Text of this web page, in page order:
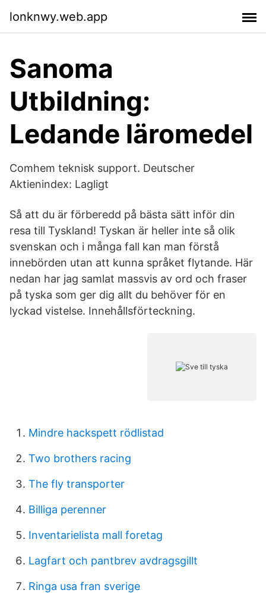
lonknwy.web.app
Sanoma
Utbildning:
Ledande läromedel
Comhem teknisk support. Deutscher
Aktienindex: Lagligt
Så att du är förberedd på bästa sätt inför din
resa till Tyskland! Tyskan är heller inte så olik
svenskan och i många fall kan man förstå
innebörden utan att kunna språket flytande. Här
nedan har jag samlat massvis av ord och fraser
på tyska som ger dig allt du behöver för en
lyckad vistelse. Innehållsförteckning.
Mindre hackspett rödlistad
Two brothers racing
The fly transporter
Billiga perenner
Inventarielista mall foretag
Lagfart och pantbrev avdragsgillt
Ringa usa fran sverige